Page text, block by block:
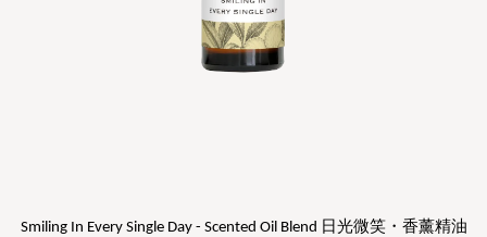
Smiling In Every Single Day - Scented Oil Blend 日光微笑・香薰精油